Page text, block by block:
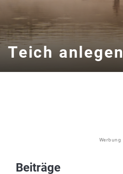
Teich anlegen
Werbung
Beiträge